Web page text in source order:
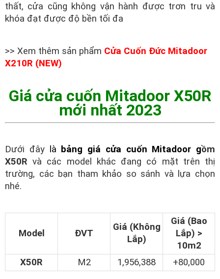
thất, cửa cũng không vận hành được trơn tru và
khóa đạt được độ bền tối đa
>> Xem thêm sản phẩm Cửa Cuốn Đức Mitadoor
X210R (NEW)
Giá cửa cuốn Mitadoor X50R
mới nhất 2023
Dưới đâylà bảng giá cửa cuốn Mitadoor gồm
X50R và các model khác đang có mặt trên thị
trường, các bạn tham khảo so sánh và lựa chọn
nhé.
Model ĐVT
Giá (Không
Lắp)
Giá (Bao
Lắp) >
10m2
X50R
M2 1,956,388 +80,000